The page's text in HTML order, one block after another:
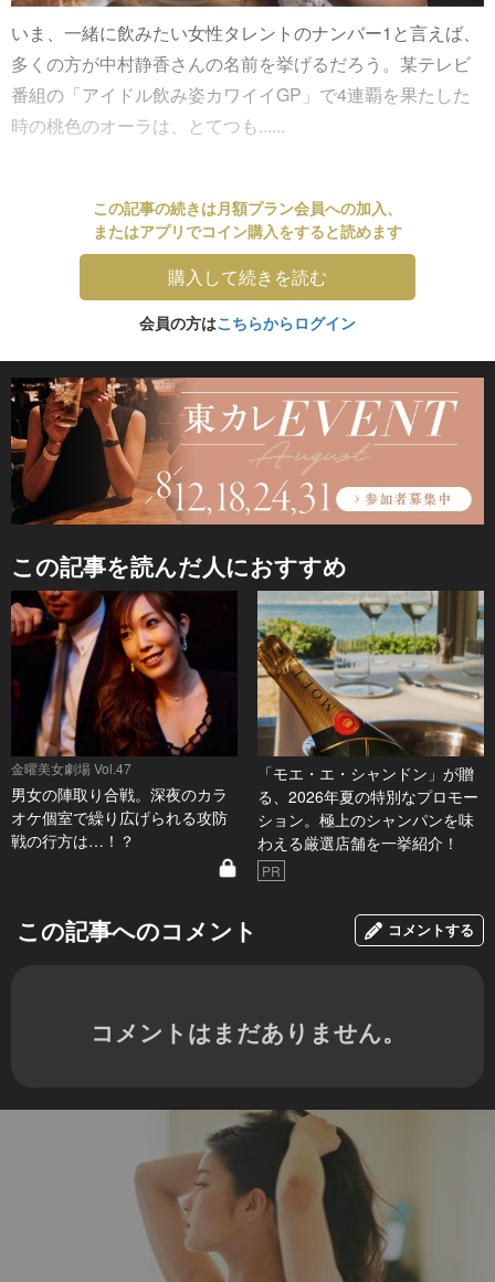
いま、一緒に飲みたい女性タレントのナンバー1と言えば、
多くの方が中村静香さんの名前を挙げるだろう。某テレビ
番組の「アイドル飲み姿カワイイGP」で4連覇を果たした
時の桃色のオーラは、とてつも......
この記事の続きは月額プラン会員への加入、
またはアプリでコイン購入をすると読めます
購入して続きを読む
会員の方はこちらからログイン
この記事を読んだ人におすすめ
金曜美女劇場 Vol.47
男女の陣取り合戦。深夜のカラ
オケ個室で繰り広げられる攻防
戦の行方は…！？
「モエ・エ・シャンドン」が贈
る、2026年夏の特別なプロモー
ション。極上のシャンパンを味
わえる厳選店舗を一挙紹介！
PR
この記事へのコメント コメントする
コメントはまだありません。